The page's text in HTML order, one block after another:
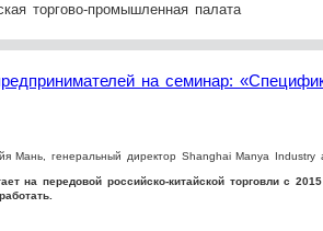
торгово-промышленная палата
на семинар:
Мань, генеральный директор Shanghai Manya Industry
на передовой российско-китайской торговли с